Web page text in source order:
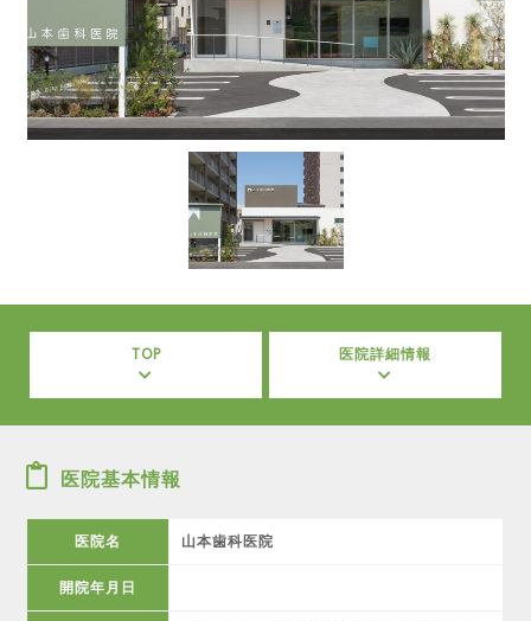
TOP 医院詳細情報
医院基本情報
医院名 山本歯科医院
開院年月日